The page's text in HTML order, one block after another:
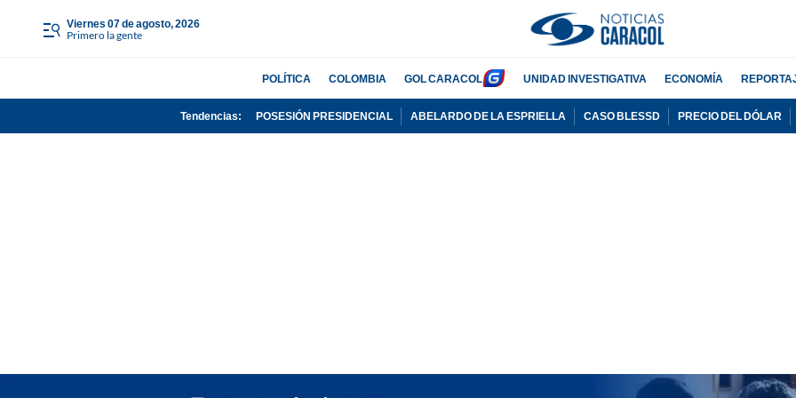
viernes 07 de agosto, 2026
Primero la gente
POLÍTICA COLOMBIA GOL CARACOL UNIDAD INVESTIGATIVA ECONOMÍA
Tendencias: POSESIÓN PRESIDENCIAL ABELARDO DE LA ESPRIELLA CASO BLESSD PRECIO DEL DÓLAR